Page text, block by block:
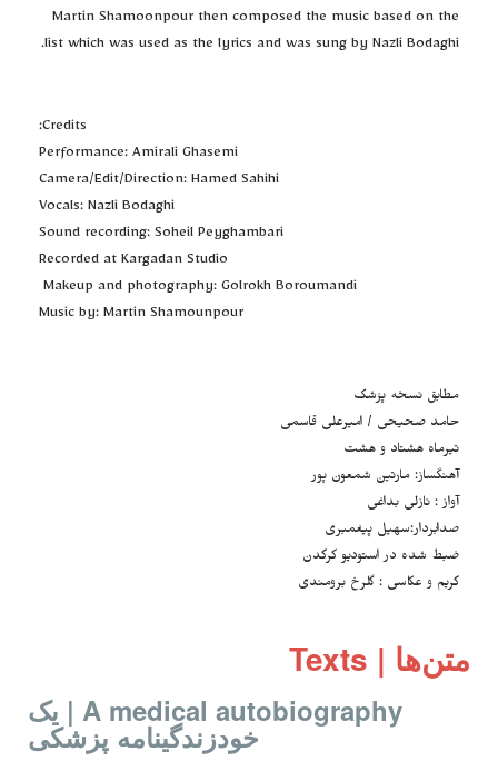
Martin Shamoonpour then composed the music based on the
list which was used as the lyrics and was sung by Nazli Bodaghi.
Credits:
Performance: Amirali Ghasemi
Camera/Edit/Direction: Hamed Sahihi
Vocals: Nazli Bodaghi
Sound recording: Soheil Peyghambari
Recorded at Kargadan Studio
Makeup and photography: Golrokh Boroumandi
Music by: Martin Shamounpour
مطابق نسخه پزشک
حامد صحیحی / امیرعلی قاسمی
تیرماه هشتاد و هشت
آهنگساز: مارتین شمعون پور
آواز : نازلی بداغی
صدابردار:سهیل پیغمبری
ضبط شده در استودیو کرگدن
گریم و عکاسی : گلرخ برومندی
متن‌ها | Texts
A medical autobiography | یک
خودزندگینامه پزشکی